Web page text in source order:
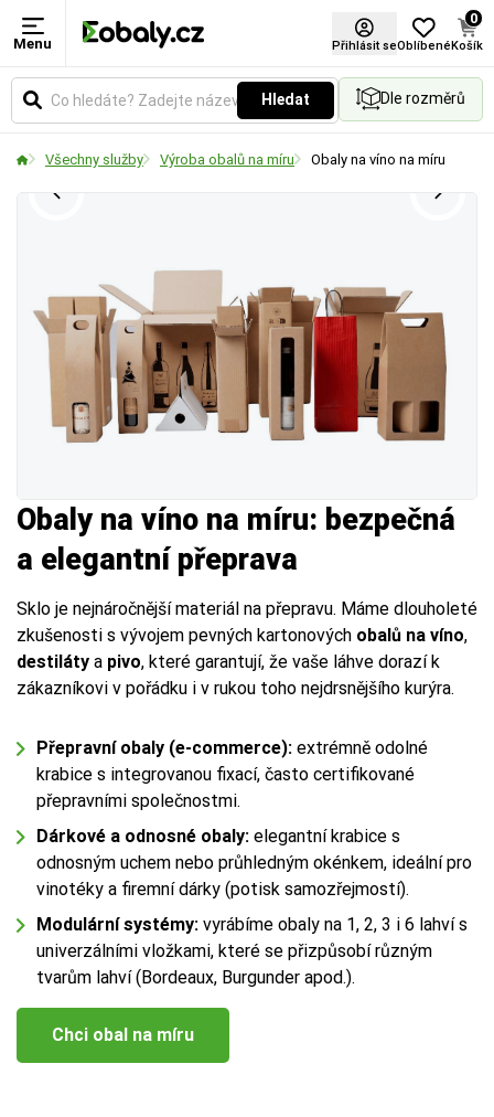
Menu Přihlásit seOblíbené
0
Košík
Hledat Dle rozměrů
Všechny služby Výroba obalů na míru Obaly na víno na míru
Obaly na víno na míru: bezpečná
a elegantní přeprava
Sklo je nejnáročnější materiál na přepravu. Máme dlouholeté
zkušenosti s vývojem pevných kartonových obalů na víno,
destiláty a pivo, které garantují, že vaše láhve dorazí k
zákazníkovi v pořádku i v rukou toho nejdrsnějšího kurýra.
Přepravní obaly (e-commerce): extrémně odolné
krabice s integrovanou fixací, často certifikované
přepravními společnostmi.
Dárkové a odnosné obaly: elegantní krabice s
odnosným uchem nebo průhledným okénkem, ideální pro
vinotéky a firemní dárky (potisk samozřejmostí).
Modulární systémy: vyrábíme obaly na 1, 2, 3 i 6 lahví s
univerzálními vložkami, které se přizpůsobí různým
tvarům lahví (Bordeaux, Burgunder apod.).
Chci obal na míru